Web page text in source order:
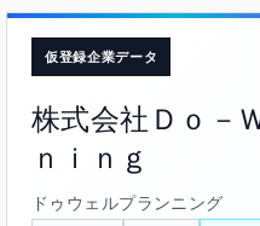
仮登録企業データ
株式会社Ｄｏ－
ｎｉｎｇ
ドゥウェルプランニング